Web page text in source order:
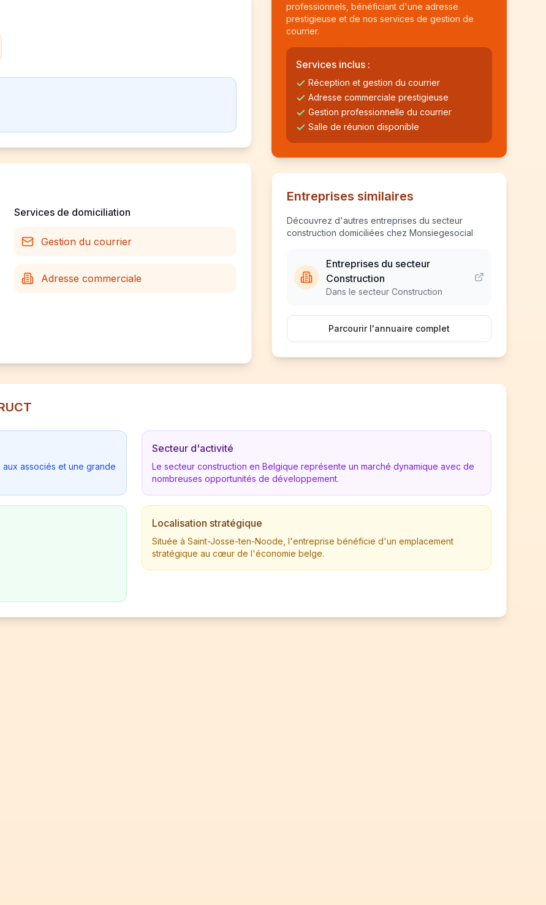
Services de domiciliation
Gestion du courrier
Adresse commerciale
professionnels, bénéficiant d'une adresse
prestigieuse et de nos services de gestion de
courrier.
Services inclus :
Réception et gestion du courrier
Adresse commerciale prestigieuse
Gestion professionnelle du courrier
Salle de réunion disponible
Entreprises similaires
Découvrez d'autres entreprises du secteur
construction domiciliées chez Monsiegesocial
Entreprises du secteur
Construction
Dans le secteur Construction
Parcourir l'annuaire complet
associés et une grande
Secteur d'activité
Le secteur construction en Belgique représente un marché dynamique avec de
nombreuses opportunités de développement.
Localisation stratégique
Située à Saint-Josse-ten-Noode, l'entreprise bénéficie d'un emplacement
stratégique au cœur de l'économie belge.